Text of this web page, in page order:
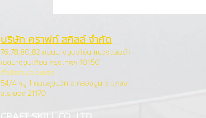
บริษัท คราฟท์ สกิลล์ จำกัด
76,78,80,82 ถนนบางขุนเทียน แขวงแสมดำ
เขตบางขุนเทียน กรุงเทพฯ 10150
สำนักงาน จ.ระยอง
54/4 หมู่ 1 ถนนสุขุมวิท ต.คลองปูน อ.แกลง
จ.ระยอง 21170